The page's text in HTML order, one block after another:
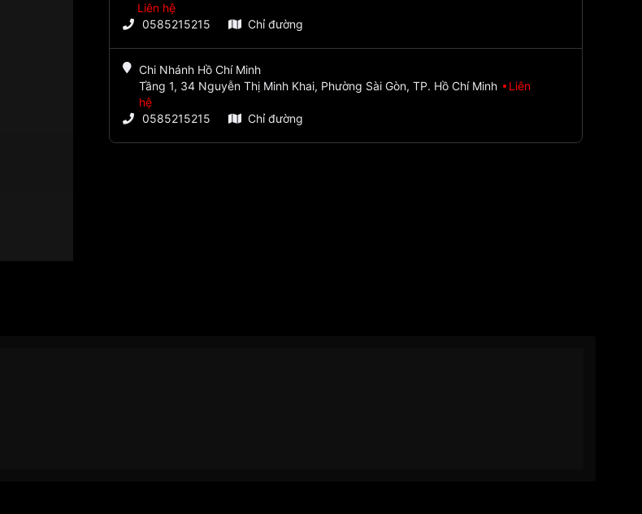
Liên hệ
0585215215
Chỉ đường
Chi Nhánh Hồ Chí Minh
Tầng 1, 34 Nguyễn Thị Minh Khai, Phường Sài Gòn, TP. Hồ Chí Minh
Liên
hệ
0585215215
Chỉ đường